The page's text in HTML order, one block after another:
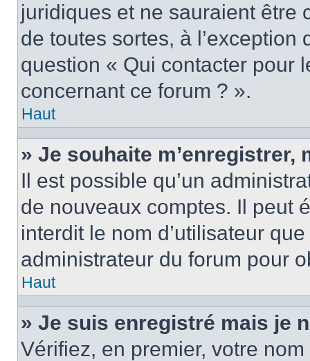
juridiques et ne sauraient être
de toutes sortes, à
question « Qui contacter pour
concernant ce forum ? ».
Haut
» Je souhaite m’enregistrer,
Il est possible qu’un
de nouveaux comptes. Il peut
interdit le nom d’utilisateur
administrateur du forum pour
Haut
» Je suis enregistré mais je
Vérifiez, en premier, votre